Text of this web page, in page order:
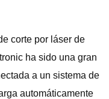
corte por láser de
ha sido una gran
a un sistema de
automáticamente